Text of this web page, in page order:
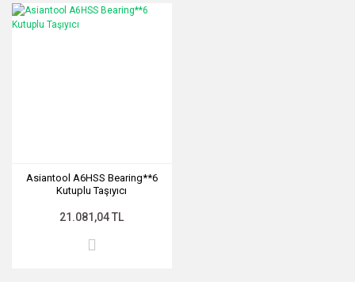
Asiantool A6HSS Bearing**6
Kutuplu Taşıyıcı
21.081,04 TL